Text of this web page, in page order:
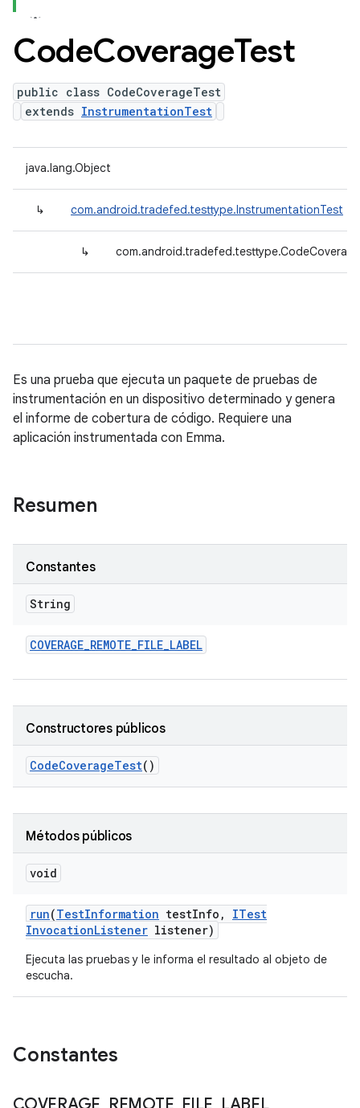
CodeCoverageTest
public class CodeCoverageTest
extends InstrumentationTest
java.lang.Object
↳ com.android.tradefed.testtype.InstrumentationTest
↳
Es una prueba que ejecuta un paquete de pruebas de
instrumentación en un dispositivo determinado y genera
el informe de cobertura de código. Requiere una
aplicación instrumentada con Emma.
Resumen
Constantes
String
COVERAGE_REMOTE_FILE_LABEL
Constructores públicos
CodeCoverageTest()
Métodos públicos
void
run(TestInformation testInfo ,
ITest
InvocationListener listener)
Ejecuta las pruebas y le informa el resultado al objeto de
escucha.
Constantes